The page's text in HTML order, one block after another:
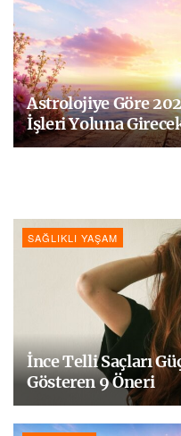
Astrolojiye Göre
İşleri Yoluna
SAĞLIKLI YAŞAM
İnce Telli Saçları
Gösteren 9 Öneri